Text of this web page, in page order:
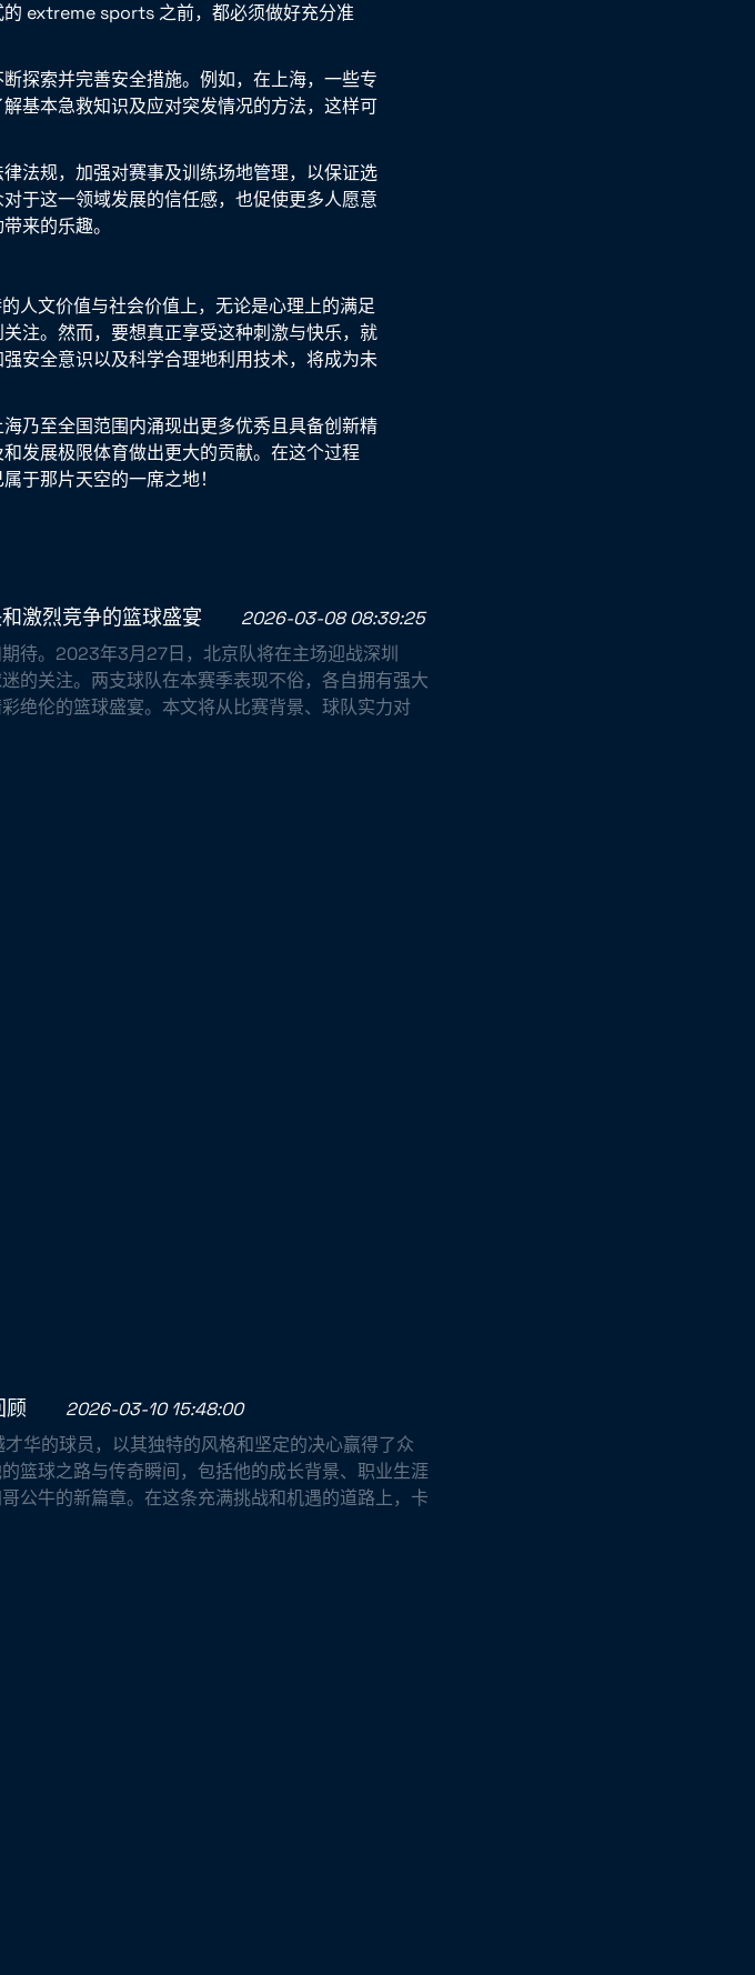
extreme sports 之前，都必须做好充分准
探索并完善安全措施。例如，在上海，一些专
基本急救知识及应对突发情况的方法，这样可
法规，加强对赛事及训练场地管理，以保证选
于这一领域发展的信任感，也促使更多人愿意
来的乐趣。
人文价值与社会价值上，无论是心理上的满足
注。然而，要想真正享受这种刺激与快乐，就
安全意识以及科学合理地利用技术，将成为未
乃至全国范围内涌现出更多优秀且具备创新精
发展极限体育做出更大的贡献。在这个过程
于那片天空的一席之地！
激烈竞争的篮球盛宴
2026-03-08 08:39:25
待。2023年3月27日，北京队将在主场迎战深圳
的关注。两支球队在本赛季表现不俗，各自拥有强大
绝伦的篮球盛宴。本文将从比赛背景、球队实力对
顾
2026-03-10 15:48:00
华的球员，以其独特的风格和坚定的决心赢得了众
篮球之路与传奇瞬间，包括他的成长背景、职业生涯
公牛的新篇章。在这条充满挑战和机遇的道路上，卡